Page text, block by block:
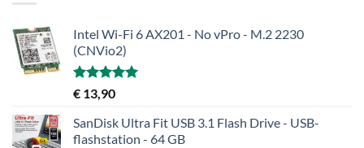
Intel Wi-Fi 6 AX201 - No vPro - M.2 2230
(CNVio2)
Gewaardeerd
uit 5
€ 13,90
SanDisk Ultra Fit USB 3.1 Flash Drive - USB-
flashstation - 64 GB